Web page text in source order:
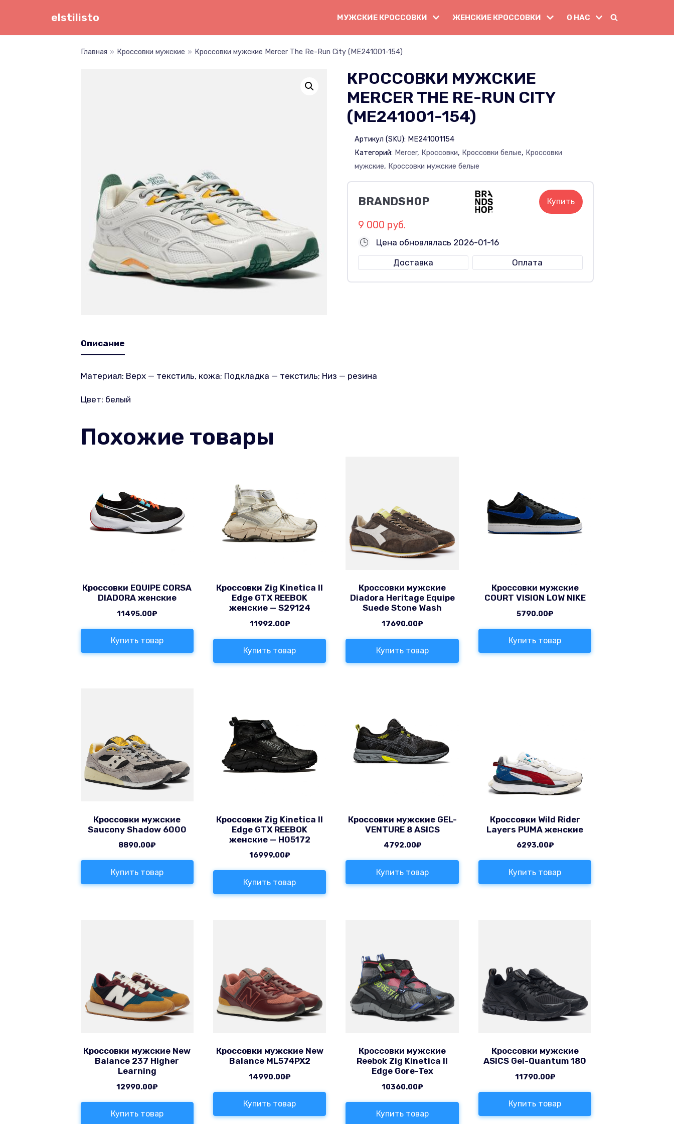
elstilisto МУЖСКИЕ КРОССОВКИ ЖЕНСКИЕ КРОССОВКИ О НАС
Главная » Кроссовки мужские » Кроссовки мужские Mercer The Re-Run City (ME241001-154)
КРОССОВКИ МУЖСКИЕ
MERCER THE RE-RUN CITY
(ME241001-154)
Артикул (SKU): ME241001154
Категорий: Mercer, Кроссовки, Кроссовки белые, Кроссовки
мужские, Кроссовки мужские белые
BRANDSHOP Купить
9 000 руб.
Цена обновлялась 2026-01-16
Доставка
Оплата
Описание
Материал: Верх — текстиль, кожа; Подкладка — текстиль; Низ — резина
Цвет: белый
Похожие товары
Кроссовки EQUIPE CORSA
DIADORA женские
11495.00₽
Купить товар
Кроссовки Zig Kinetica II
Edge GTX REEBOK
женские — S29124
11992.00₽
Купить товар
Кроссовки мужские
Diadora Heritage Equipe
Suede Stone Wash
17690.00₽
Купить товар
Кроссовки мужские
COURT VISION LOW NIKE
5790.00₽
Купить товар
Кроссовки мужские
Saucony Shadow 6000
8890.00₽
Купить товар
Кроссовки Zig Kinetica II
Edge GTX REEBOK
женские — H05172
16999.00₽
Купить товар
Кроссовки мужские GEL-
VENTURE 8 ASICS
4792.00₽
Купить товар
Кроссовки Wild Rider
Layers PUMA женские
6293.00₽
Купить товар
Кроссовки мужские New
Balance 237 Higher
Learning
12990.00₽
Купить товар
Кроссовки мужские New
Balance ML574PX2
14990.00₽
Купить товар
Кроссовки мужские
Reebok Zig Kinetica II
Edge Gore-Tex
10360.00₽
Купить товар
Кроссовки мужские
ASICS Gel-Quantum 180
11790.00₽
Купить товар